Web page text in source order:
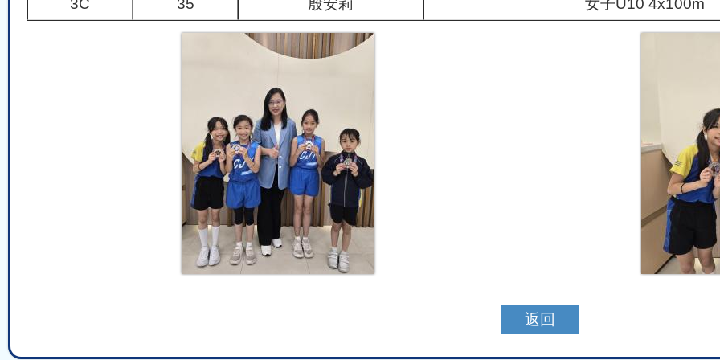
3C 35 殷安莉 女子U10 4x100m
返回